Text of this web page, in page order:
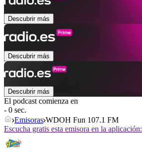
Descubrir más
Descubrir más
Descubrir más
El podcast comienza en
- 0 sec.
Emisoras WDOH Fun 107.1 FM
Escucha gratis esta emisora en la aplicación: